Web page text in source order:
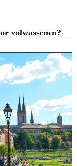
volwassenen?